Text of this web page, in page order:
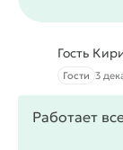
Гость
Гости 3
Работает